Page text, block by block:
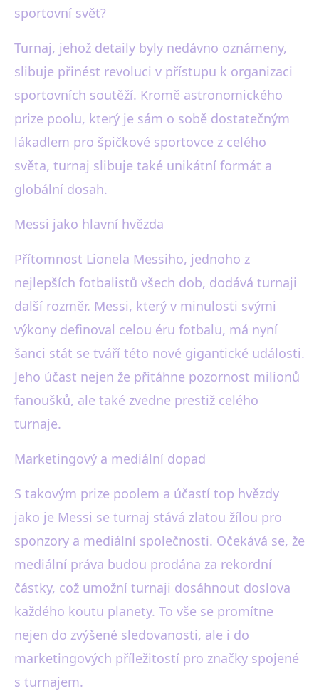
sportovní svět?
Turnaj, jehož detaily byly nedávno oznámeny,
slibuje přinést revoluci v přístupu k organizaci
sportovních soutěží. Kromě astronomického
prize poolu, který je sám o sobě dostatečným
lákadlem pro špičkové sportovce z celého
světa, turnaj slibuje také unikátní formát a
globální dosah.
Messi jako hlavní hvězda
Přítomnost Lionela Messiho, jednoho z
nejlepších fotbalistů všech dob, dodává turnaji
další rozměr. Messi, který v minulosti svými
výkony definoval celou éru fotbalu, má nyní
šanci stát se tváří této nové gigantické události.
Jeho účast nejen že přitáhne pozornost milionů
fanoušků, ale také zvedne prestiž celého
turnaje.
Marketingový a mediální dopad
S takovým prize poolem a účastí top hvězdy
jako je Messi se turnaj stává zlatou žílou pro
sponzory a mediální společnosti. Očekává se, že
mediální práva budou prodána za rekordní
částky, což umožní turnaji dosáhnout doslova
každého koutu planety. To vše se promítne
nejen do zvýšené sledovanosti, ale i do
marketingových příležitostí pro značky spojené
s turnajem.